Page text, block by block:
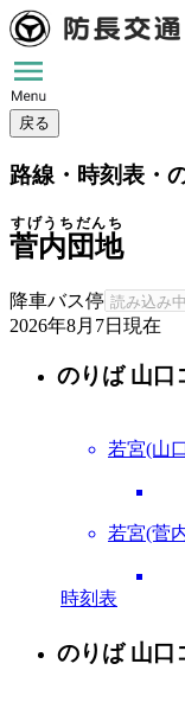
戻る
路線・時刻表・
菅内団地
すげうちだんち
降車バス停
2026年8月7日 現在
のりば 山口
若宮(山
若宮(菅
時刻表
のりば 山口